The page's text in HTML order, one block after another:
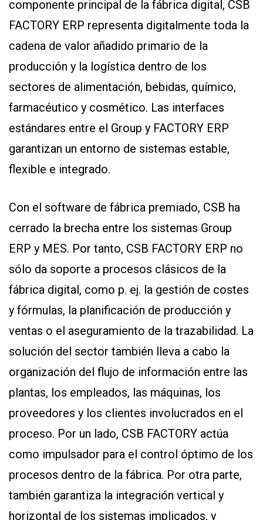
componente principal de la fábrica digital, CSB
FACTORY ERP representa digitalmente toda la
cadena de valor añadido primario de la
producción y la logística dentro de los
sectores de alimentación, bebidas, químico,
farmacéutico y cosmético. Las interfaces
estándares entre el Group y FACTORY ERP
garantizan un entorno de sistemas estable,
flexible e integrado.
Con el software de fábrica premiado, CSB ha
cerrado la brecha entre los sistemas Group
ERP y MES. Por tanto, CSB FACTORY ERP no
sólo da soporte a procesos clásicos de la
fábrica digital, como p. ej. la gestión de costes
y fórmulas, la planificación de producción y
ventas o el aseguramiento de la trazabilidad. La
solución del sector también lleva a cabo la
organización del flujo de información entre las
plantas, los empleados, las máquinas, los
proveedores y los clientes involucrados en el
proceso. Por un lado, CSB FACTORY actúa
como impulsador para el control óptimo de los
procesos dentro de la fábrica. Por otra parte,
también garantiza la integración vertical y
horizontal de los sistemas implicados, y